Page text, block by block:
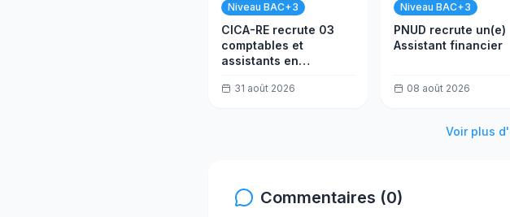
Niveau BAC+3
CICA-RE recrute 03
comptables et
assistants en
31 août 2026
Niveau BAC+3
PNUD recrute un(e)
Assistant financier
08 août 2026
Voir plus
Commentaires (0)